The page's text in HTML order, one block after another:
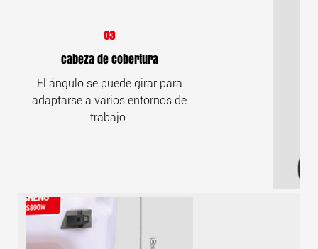
03
Cabeza de cobertura
El ángulo se puede girar para
adaptarse a varios entornos de
trabajo.